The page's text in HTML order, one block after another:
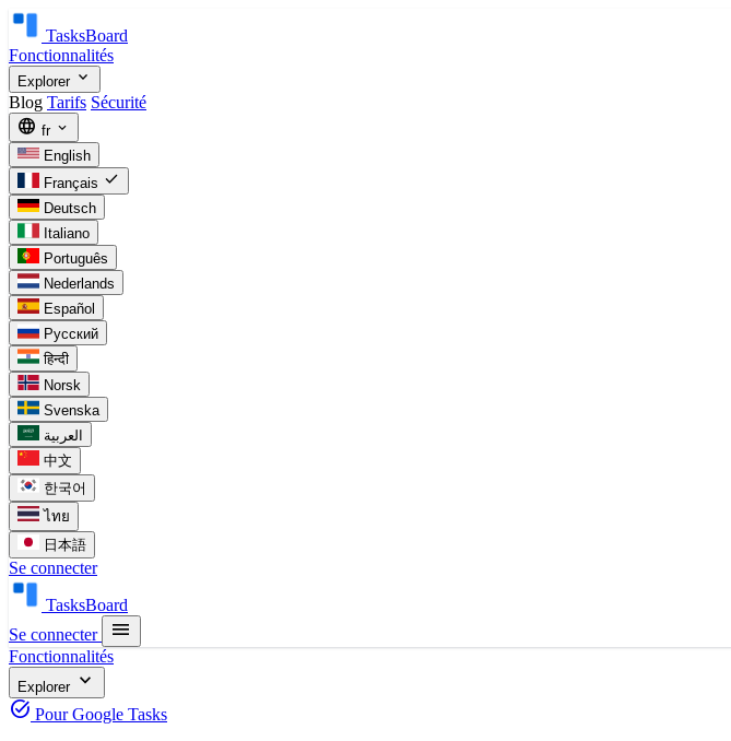
TasksBoard
Fonctionnalités
Explorer expand_more
Blog Tarifs Sécurité
language fr expand_more
English
Français check
Deutsch
Italiano
Português
Nederlands
Español
Русский
हिन्दी
Norsk
Svenska
العربية
中文
한국어
ไทย
日本語
Se connecter
TasksBoard
Se connecter
menu
Fonctionnalités
Explorer expand_more
task_alt Pour Google Tasks